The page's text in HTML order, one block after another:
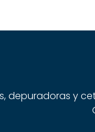
depuradoras y